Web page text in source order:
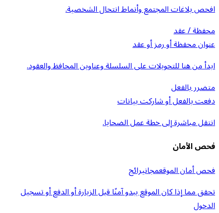
افحص بلاغات المجتمع وأنماط انتحال الشخصية.
محفظة / عقد
عنوان محفظة أو رمز أو عقد
ابدأ من هنا للتحويلات على السلسلة وعناوين المحافظ والعقود.
متضرر بالفعل
دفعت بالفعل أو شاركت بيانات
انتقل مباشرة إلى خطة عمل الضحايا.
فحص الأمان
فحص أمان الموقعمجانيرائج
تحقق مما إذا كان الموقع يبدو آمنًا قبل الزيارة أو الدفع أو تسجيل
الدخول